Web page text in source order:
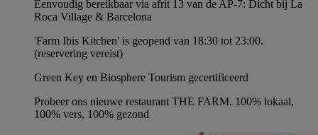
Eenvoudig bereikbaar via afrit 13 van de AP-7: Dicht bij La
Roca Village & Barcelona
'Farm Ibis Kitchen' is geopend van 18:30 tot 23:00.
(reservering vereist)
Green Key en Biosphere Tourism gecertificeerd
Probeer ons nieuwe restaurant THE FARM. 100% lokaal,
100% vers, 100% gezond